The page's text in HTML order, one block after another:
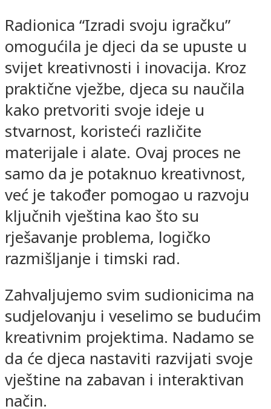
Radionica “Izradi svoju igračku”
omogućila je djeci da se upuste u
svijet kreativnosti i inovacija. Kroz
praktične vježbe, djeca su naučila
kako pretvoriti svoje ideje u
stvarnost, koristeći različite
materijale i alate. Ovaj proces ne
samo da je potaknuo kreativnost,
već je također pomogao u razvoju
ključnih vještina kao što su
rješavanje problema, logičko
razmišljanje i timski rad.
Zahvaljujemo svim sudionicima na
sudjelovanju i veselimo se budućim
kreativnim projektima. Nadamo se
da će djeca nastaviti razvijati svoje
vještine na zabavan i interaktivan
način.